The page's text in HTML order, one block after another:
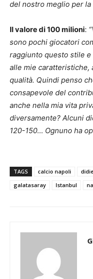
del nostro meglio per la
Il valore di 100 milioni:
sono pochi giocatori
raggiunto questo stile
alle mie caratteristiche,
qualità. Quindi penso
consapevole del
anche nella mia vita
diversamente? Alcuni
120-150… Ognuno ha
TAGS calcio napoli
galatasaray
Istanbul